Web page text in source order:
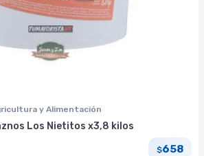
y Alimentación
Los Nietitos x3,8 kilos
$658